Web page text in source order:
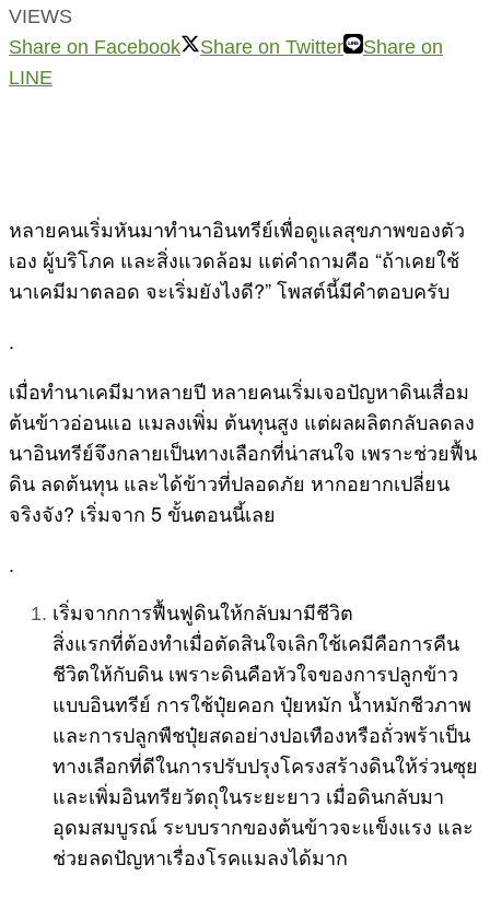
VIEWS
Share on Facebook
Share on Twitter
Share on
LINE
หลายคนเริ่มหันมาทำนาอินทรีย์เพื่อดูแลสุขภาพของตัว
เอง ผู้บริโภค และสิ่งแวดล้อม แต่คำถามคือ “ถ้าเคยใช้
นาเคมีมาตลอด จะเริ่มยังไงดี?” โพสต์นี้มีคำตอบครับ
.
เมื่อทำนาเคมีมาหลายปี หลายคนเริ่มเจอปัญหาดินเสื่อม
ต้นข้าวอ่อนแอ แมลงเพิ่ม ต้นทุนสูง แต่ผลผลิตกลับลดลง
นาอินทรีย์จึงกลายเป็นทางเลือกที่น่าสนใจ เพราะช่วยฟื้น
ดิน ลดต้นทุน และได้ข้าวที่ปลอดภัย หากอยากเปลี่ยน
จริงจัง? เริ่มจาก 5 ขั้นตอนนี้เลย
.
เริ่มจากการฟื้นฟูดินให้กลับมามีชีวิต
สิ่งแรกที่ต้องทำเมื่อตัดสินใจเลิกใช้เคมีคือการคืน
ชีวิตให้กับดิน เพราะดินคือหัวใจของการปลูกข้าว
แบบอินทรีย์ การใช้ปุ๋ยคอก ปุ๋ยหมัก น้ำหมักชีวภาพ
และการปลูกพืชปุ๋ยสดอย่างปอเทืองหรือถั่วพร้าเป็น
ทางเลือกที่ดีในการปรับปรุงโครงสร้างดินให้ร่วนซุย
และเพิ่มอินทรียวัตถุในระยะยาว เมื่อดินกลับมา
อุดมสมบูรณ์ ระบบรากของต้นข้าวจะแข็งแรง และ
ช่วยลดปัญหาเรื่องโรคแมลงได้มาก